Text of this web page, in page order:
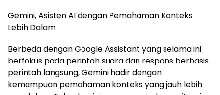
Gemini, Asisten AI dengan Pemahaman Konteks
Lebih Dalam
Berbeda dengan Google Assistant yang selama ini
berfokus pada perintah suara dan respons berbasis
perintah langsung, Gemini hadir dengan
kemampuan pemahaman konteks yang jauh lebih